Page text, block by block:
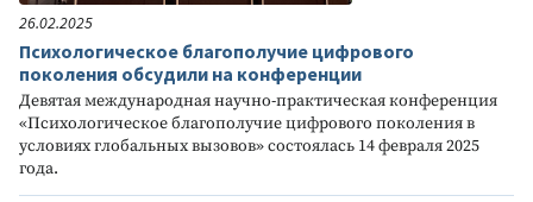
26.02.2025
Психологическое благополучие цифрового
поколения обсудили на конференции
Девятая международная научно-практическая конференция
«Психологическое благополучие цифрового поколения в
условиях глобальных вызовов» состоялась 14 февраля 2025
года.